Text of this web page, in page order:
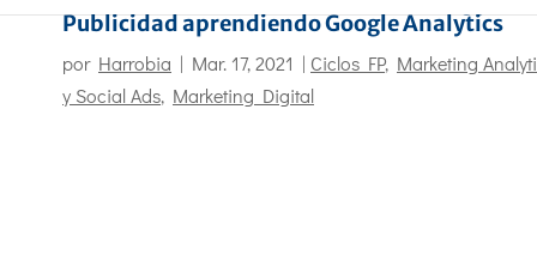
Publicidad aprendiendo Google Analytics
por Harrobia | Mar. 17, 2021 | Ciclos FP, Marketing
y Social Ads, Marketing Digital